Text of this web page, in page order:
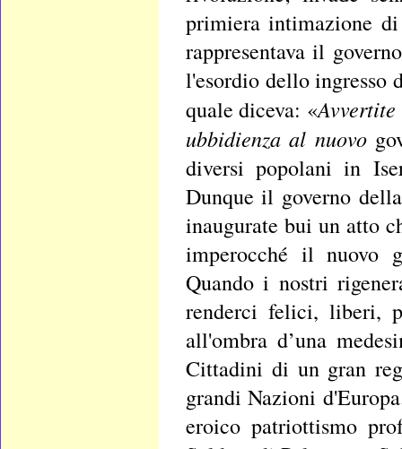
primiera intimazione di
rappresentava il
l'esordio dello
quale diceva: «
ubbidienza al nuovo
diversi popolani in
Dunque il governo
inaugurate bui un atto
imperocché il nuovo
Quando i nostri
renderci felici, liberi,
all'ombra d’una
Cittadini di un gran
grandi Nazioni
eroico patriottismo